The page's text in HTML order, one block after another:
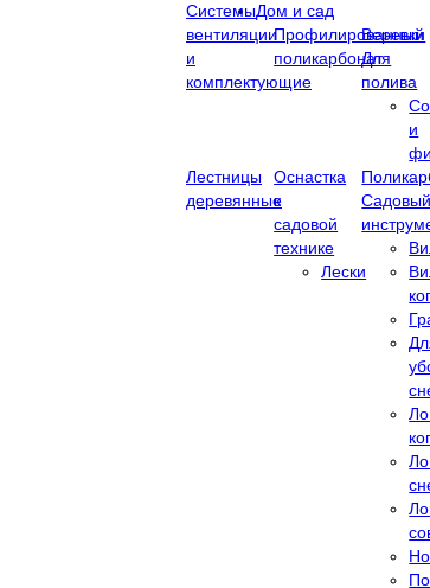
Системы
вентиляции
и
комплектующие
Дом и сад
Профилированный
поликарбонат
Веревки
Для
полива
и
Лестницы
деревянные
Оснастка
к
садовой
технике
Лески
Садовый